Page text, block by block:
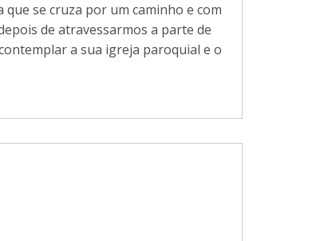
se cruza por um caminho e com
de atravessarmos a parte de
a sua igreja paroquial e o